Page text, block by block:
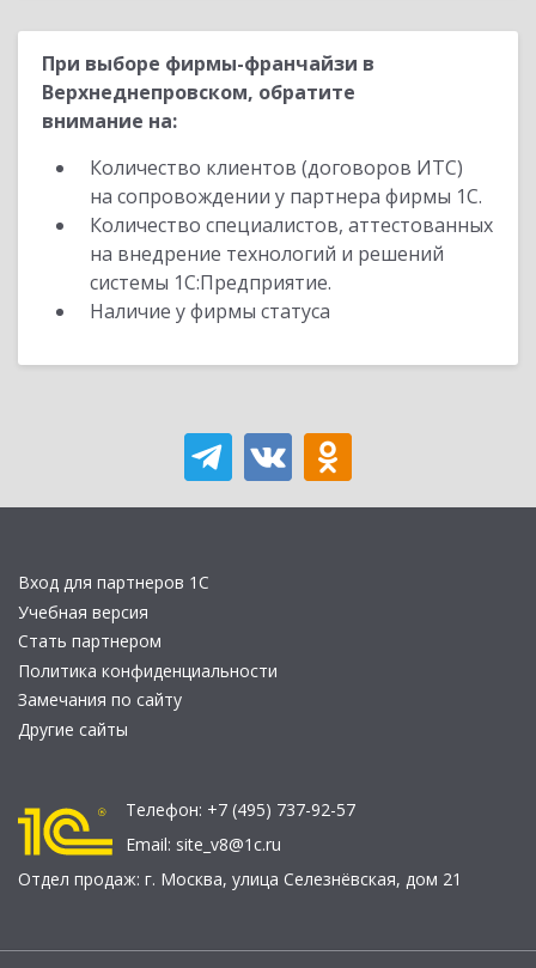
При выборе фирмы-франчайзи в
Верхнеднепровском, обратите
внимание на:
Количество клиентов (договоров ИТС)
на сопровождении у партнера фирмы 1С.
Количество специалистов, аттестованных
на внедрение технологий и решений
системы 1С:Предприятие.
Наличие у фирмы статуса
Вход для партнеров 1С
Учебная версия
Стать партнером
Политика конфиденциальности
Замечания по сайту
Другие сайты
Телефон: +7 (495) 737-92-57
Email: site_v8@1c.ru
Отдел продаж: г. Москва, улица Селезнёвская, дом 21